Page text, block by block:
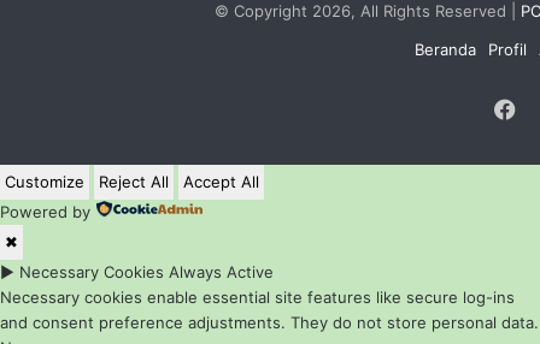
© Copyright 2026, All Rights Reserved |
Beranda
Profil
Customize Reject All
Accept All
Powered by
✖
► Necessary Cookies Always Active
Necessary cookies enable essential site features like secure log-ins
and consent preference adjustments. They do not store personal data.